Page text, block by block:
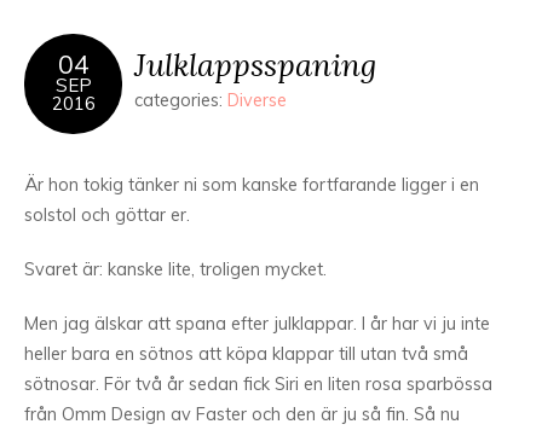
04
SEP
2016
Julklappsspaning
categories: Diverse
Är hon tokig tänker ni som kanske fortfarande ligger i en
solstol och göttar er.
Svaret är: kanske lite, troligen mycket.
Men jag älskar att spana efter julklappar. I år har vi ju inte
heller bara en sötnos att köpa klappar till utan två små
sötnosar. För två år sedan fick Siri en liten rosa sparbössa
från Omm Design av Faster och den är ju så fin. Så nu